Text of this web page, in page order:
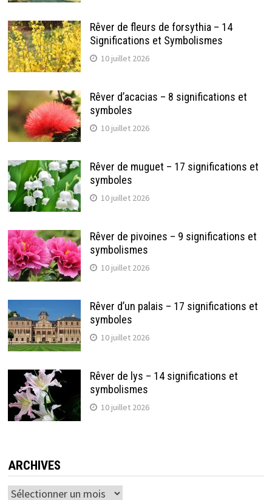
Rêver de fleurs de forsythia – 14
Significations et Symbolismes
10 juillet 2026
Rêver d’acacias – 8 significations et
symboles
10 juillet 2026
Rêver de muguet – 17 significations et
symboles
10 juillet 2026
Rêver de pivoines – 9 significations et
symbolismes
10 juillet 2026
Rêver d’un palais – 17 significations et
symboles
10 juillet 2026
Rêver de lys – 14 significations et
symbolismes
10 juillet 2026
ARCHIVES
Archives